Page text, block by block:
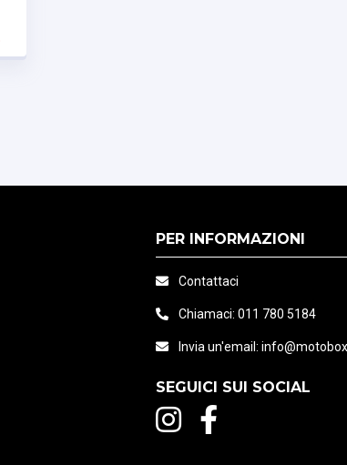
PER INFORMAZIONI
Contattaci
Chiamaci: 011 780 5184
Invia un'email:
SEGUICI SUI SOCIAL